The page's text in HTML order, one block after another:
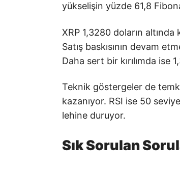
yükselişin yüzde 61,8
XRP 1,3280 doların
Satış baskısının devam
Daha sert bir kırılımda ise
Teknik göstergeler de
kazanıyor. RSI ise 50
lehine duruyor.
Sık Sorulan